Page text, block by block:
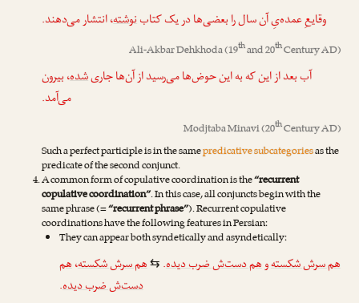
وقایعِ عمده‌یِ آن سال را بعضی‌ها در یک کتابنوشته، انتشار می‌دهند.
Ali-Akbar Dehkhoda(19thand 20thCentury AD)
آب بعد از این که به این حوض‌ها می‌رسید از آن‌ها جاریشده، بیرون
می‌آمد.
Modjtaba Minavi(20thCentury AD)
Such a perfect participle is in the samepredicative subcategoriesas the
predicate of the second conjunct.
A common form of copulative coordination is the“recurrent
copulative coordination”. In this case, all conjuncts begin with the
same phrase (=“recurrent phrase”). Recurrent copulative
coordinations have the following features in Persian:
They can appear both syndetically and asyndetically:
هم سرش شکستهوهم دست‌ش ضرب دیده.
⇆ هم سرش شکسته،هم
دست‌ش ضرب دیده.